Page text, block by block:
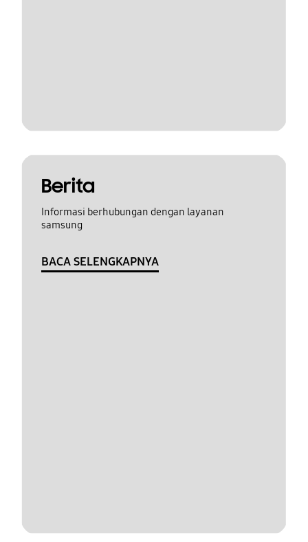
Berita
Informasi berhubungan dengan layanan
samsung
BACA SELENGKAPNYA